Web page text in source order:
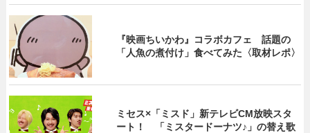
『映画ちいかわ』コラボカフェ 話題の
「人魚の煮付け」食べてみた〈取材レポ〉
ミセス×「ミスド」新テレビCM放映スタ
ート！ 「ミスタードーナツ♪」の替え歌